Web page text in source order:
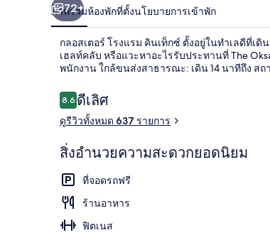
72+
ภาพรวมห้องพักที่ตั้งนโยบายการเข้าพัก
กลอสเตอร์ โรงแรม คินเท็กซ์ ตั้งอยู่ในทำเลดีที่เ
เฮลท์คลับ หรือแวะหาอะไรรับประทานที่ The
พนักงาน ใกล้ขนส่งสาธารณะ: เดิน 14 นาทีถึง สถ
รีวิว
8.68.6 จาก 10
ดีเลิศ
ดูรีวิวทั้งหมด 637 รายการ
สิ่งอำนวยความสะดวกยอดนิยม
ที่จอดรถฟรี
ร้านอาหาร
ฟิตเนส